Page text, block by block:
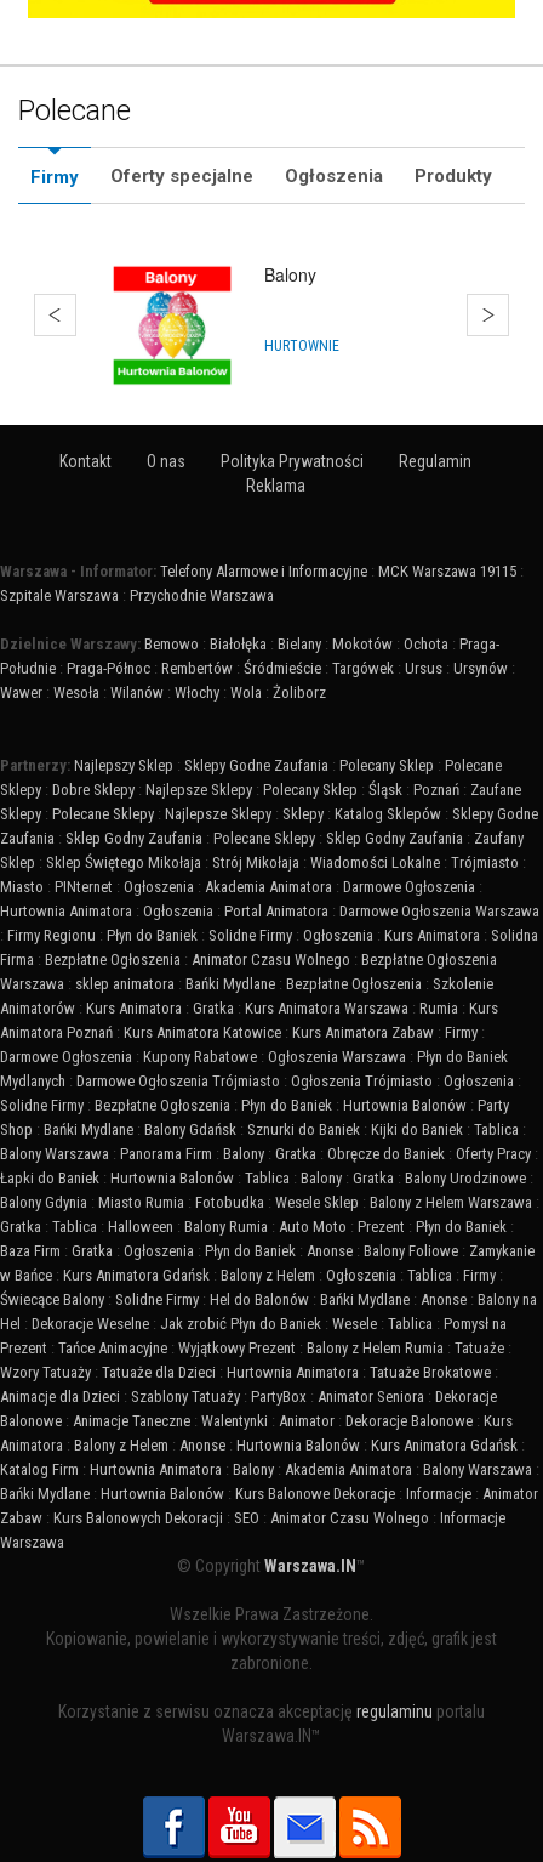
Polecane
Firmy Oferty specjalne Ogłoszenia Produkty
Hurtownia Balonów
HURTOWNIE
Kontakt O nas Polityka Prywatności
Regulamin
Reklama
Warszawa - Informator: Telefony Alarmowe i Informacyjne : MCK Warszawa 19115 :
Szpitale Warszawa : Przychodnie Warszawa
Dzielnice Warszawy: Bemowo : Białołęka : Bielany : Mokotów : Ochota : Praga-
Południe : Praga-Północ : Rembertów : Śródmieście : Targówek : Ursus : Ursynów :
Wawer : Wesoła : Wilanów : Włochy : Wola : Żoliborz
Partnerzy: Najlepszy Sklep : Sklepy Godne Zaufania : Polecany Sklep : Polecane
Sklepy : Dobre Sklepy : Najlepsze Sklepy : Polecany Sklep : Śląsk : Poznań : Zaufane
Sklepy : Polecane Sklepy : Najlepsze Sklepy : Sklepy : Katalog Sklepów : Sklepy Godne
Zaufania : Sklep Godny Zaufania : Polecane Sklepy : Sklep Godny Zaufania : Zaufany
Sklep : Sklep Świętego Mikołaja : Strój Mikołaja : Wiadomości Lokalne : Trójmiasto :
Miasto : PINternet : Ogłoszenia : Akademia Animatora : Darmowe Ogłoszenia :
Hurtownia Animatora : Ogłoszenia : Portal Animatora : Darmowe Ogłoszenia Warszawa
: Firmy Regionu : Płyn do Baniek : Solidne Firmy : Ogłoszenia : Kurs Animatora : Solidna
Firma : Bezpłatne Ogłoszenia : Animator Czasu Wolnego : Bezpłatne Ogłoszenia
Warszawa : sklep animatora : Bańki Mydlane : Bezpłatne Ogłoszenia : Szkolenie
Animatorów : Kurs Animatora : Gratka : Kurs Animatora Warszawa : Rumia : Kurs
Animatora Poznań : Kurs Animatora Katowice : Kurs Animatora Zabaw : Firmy :
Darmowe Ogłoszenia : Kupony Rabatowe : Ogłoszenia Warszawa : Płyn do Baniek
Mydlanych : Darmowe Ogłoszenia Trójmiasto : Ogłoszenia Trójmiasto : Ogłoszenia :
Solidne Firmy : Bezpłatne Ogłoszenia : Płyn do Baniek : Hurtownia Balonów : Party
Shop : Bańki Mydlane : Balony Gdańsk : Sznurki do Baniek : Kijki do Baniek : Tablica :
Balony Warszawa : Panorama Firm : Balony : Gratka : Obręcze do Baniek : Oferty Pracy :
Łapki do Baniek : Hurtownia Balonów : Tablica : Balony : Gratka : Balony Urodzinowe :
Balony Gdynia : Miasto Rumia : Fotobudka : Wesele Sklep : Balony z Helem Warszawa :
Gratka : Tablica : Halloween : Balony Rumia : Auto Moto : Prezent : Płyn do Baniek :
Baza Firm : Gratka : Ogłoszenia : Płyn do Baniek : Anonse : Balony Foliowe : Zamykanie
w Bańce : Kurs Animatora Gdańsk : Balony z Helem : Ogłoszenia : Tablica : Firmy :
Świecące Balony : Solidne Firmy : Hel do Balonów : Bańki Mydlane : Anonse : Balony na
Hel : Dekoracje Weselne : Jak zrobić Płyn do Baniek : Wesele : Tablica : Pomysł na
Prezent : Tańce Animacyjne : Wyjątkowy Prezent : Balony z Helem Rumia : Tatuaże :
Wzory Tatuaży : Tatuaże dla Dzieci : Hurtownia Animatora : Tatuaże Brokatowe :
Animacje dla Dzieci : Szablony Tatuaży : PartyBox : Animator Seniora : Dekoracje
Balonowe : Animacje Taneczne : Walentynki : Animator : Dekoracje Balonowe : Kurs
Animatora : Balony z Helem : Anonse : Hurtownia Balonów : Kurs Animatora Gdańsk :
Katalog Firm : Hurtownia Animatora : Balony : Akademia Animatora : Balony Warszawa :
Bańki Mydlane : Hurtownia Balonów : Kurs Balonowe Dekoracje : Informacje : Animator
Zabaw : Kurs Balonowych Dekoracji : SEO : Animator Czasu Wolnego : Informacje
Warszawa
© CopyrightWarszawa.IN ™
Wszelkie Prawa Zastrzeżone.
Kopiowanie, powielanie i wykorzystywanie treści, zdjęć, grafik jest
zabronione.
Korzystanie z serwisu oznacza akceptację regulaminu portalu
Warszawa.IN™